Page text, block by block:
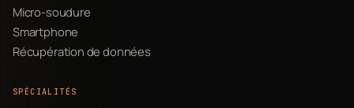
Micro-soudure
Smartphone
Récupération de données
SPÉCIALITÉS